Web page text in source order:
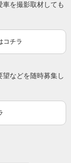
を撮影取材しても
コチラ
などを随時募集し